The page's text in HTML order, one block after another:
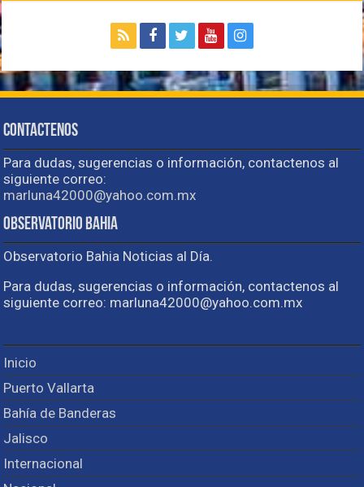
Contactenos
Para dudas, sugerencias o información, contactenos al
siguiente correo:
marluna42000@yahoo.com.mx
Observatorio Bahia
Observatorio Bahia Noticias al Día.
Para dudas, sugerencias o información, contactenos al
siguiente correo: marluna42000@yahoo.com.mx
Inicio
Puerto Vallarta
Bahía de Banderas
Jalisco
Internacional